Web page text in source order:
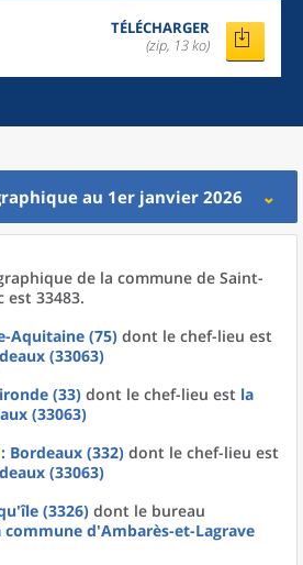
TÉLÉCHARGER
(zip, 13 ko)
au 1er janvier 2026
de la commune de Saint-
est 33483.
Aquitaine (75) dont le chef-lieu est
(33063)
(33) dont le chef-lieu est la
(33063)
: Bordeaux (332) dont le chef-lieu est
(33063)
(3326) dont le bureau
commune d'Ambarès-et-Lagrave